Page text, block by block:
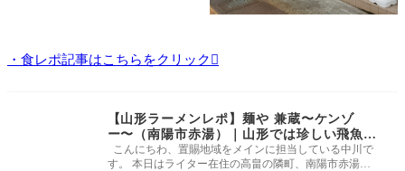
・食レポ記事はこちらをクリック
【山形ラーメンレポ】麺や 兼蔵〜ケンゾ
ー〜（南陽市赤湯）｜山形では珍しい飛魚出
汁の絶品スープが自慢のお店
こんにちわ、置賜地域をメインに担当している中川で
す。 本日はライター在住の高畠の隣町、南陽市赤湯温